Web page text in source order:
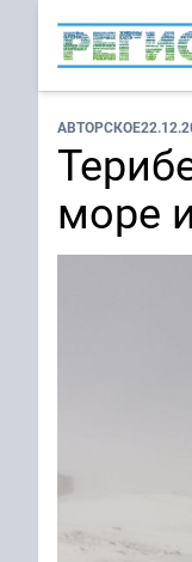
АВТОРСКОЕ
море